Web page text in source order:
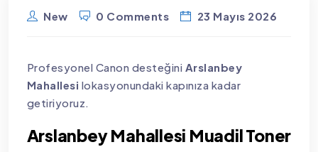
New 0 Comments 23 Mayıs 2026
Profesyonel Canon desteğini Arslanbey
Mahallesi lokasyonundaki kapınıza kadar
getiriyoruz.
Arslanbey Mahallesi Muadil Toner